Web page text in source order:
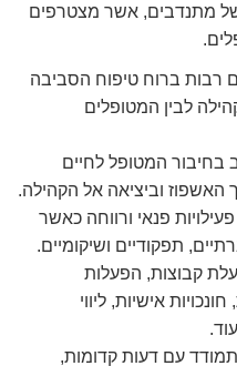
מתנדבים, אשר מצטרפים
רבות ברוח טיפוח הסביבה
לבין המטופלים
בחיבור המטופל לחיים
האשפוז וביציאה אל הקהילה.
פנאי ורווחה כאשר
תפקודיים ושיקומיים.
קבוצות, הפעלות
אישיות, ליווי
עם דעות קדומות,